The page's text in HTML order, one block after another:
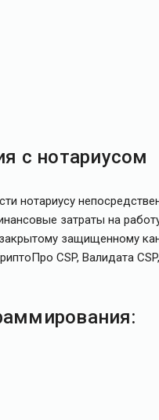
с нотариусом
нотариусу
затраты на
защищенному
CSP, Валидата